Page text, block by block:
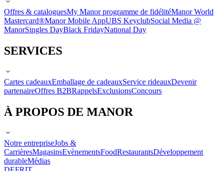
Offres & cataloguesMy Manor programme de fidélitéManor World
Mastercard®Manor Mobile AppUBS KeyclubSocial Media @
ManorSingles DayBlack FridayNational Day
SERVICES
Cartes cadeauxEmballage de cadeauxService rideauxDevenir
partenaireOffres B2BRappelsExclusionsConcours
À PROPOS DE MANOR
Notre entrepriseJobs &
CarrièresMagasinsEvènementsFoodRestaurantsDéveloppement
durableMédias